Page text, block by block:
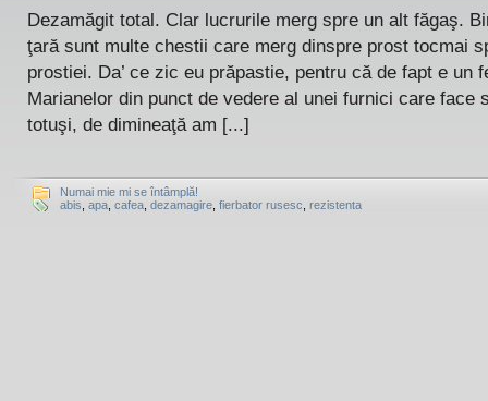
Dezamăgit total. Clar lucrurile merg spre un alt făgaş.
ţară sunt multe chestii care merg dinspre prost tocmai
prostiei. Da’ ce zic eu prăpastie, pentru că de fapt e un
Marianelor din punct de vedere al unei furnici care face
totuşi, de dimineaţă am [...]
Numai mie mi se întâmplă!
abis apa cafea dezamagire fierbator rusesc rezistenta